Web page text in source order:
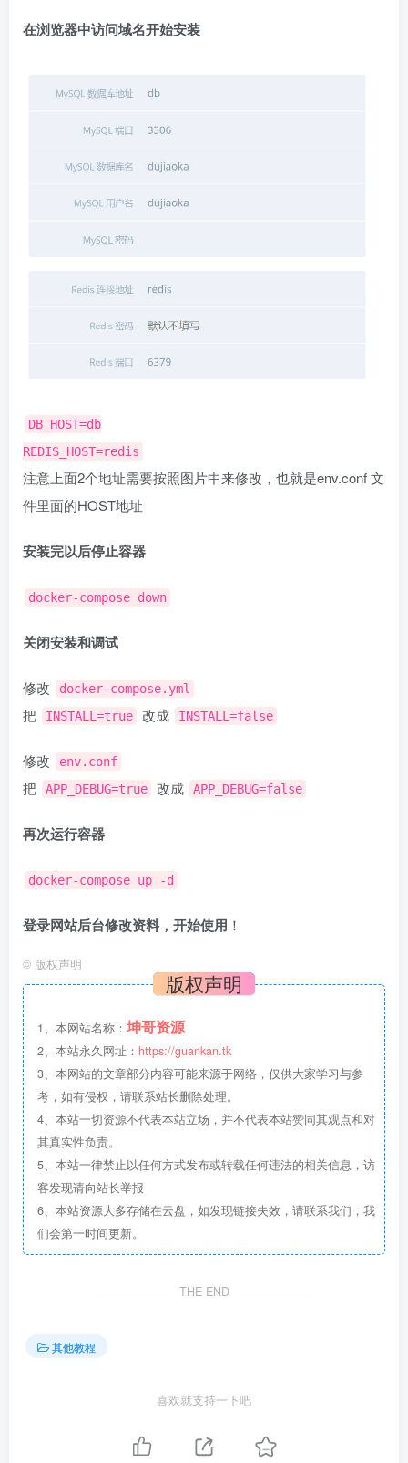
在浏览器中访问域名开始安装
DB_HOST=db
REDIS_HOST=redis
注意上面2个地址需要按照图片中来修改，也就是env.conf 文
件里面的HOST地址
安装完以后停止容器
docker-compose down
关闭安装和调试
修改 docker-compose.yml
把 INSTALL=true 改成 INSTALL=false
修改 env.conf
把 APP_DEBUG=true 改成 APP_DEBUG=false
再次运行容器
docker-compose up -d
登录网站后台修改资料，开始使用 ！
© 版权声明
版权声明
1、本网站名称： 坤哥资源
2、本站永久网址： https://guankan.tk
3、本网站的文章部分内容可能来源于网络，仅供大家学习与参
考，如有侵权，请联系站长删除处理。
4、本站一切资源不代表本站立场，并不代表本站赞同其观点和对
其真实性负责。
5、本站一律禁止以任何方式发布或转载任何违法的相关信息，访
客发现请向站长举报
6、本站资源大多存储在云盘，如发现链接失效，请联系我们，我
们会第一时间更新。
THE END
其他教程
喜欢就支持一下吧